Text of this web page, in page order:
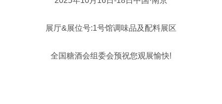
展厅&展位号:1号馆调味品及配料展区
全国糖酒会组委会预祝您观展愉快!